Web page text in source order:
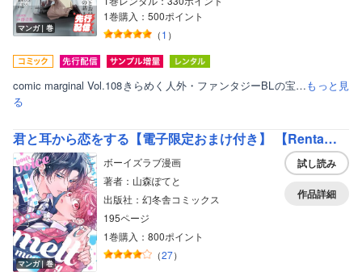
マンガ｜巻
1巻購入：500ポイント
（1 ）
comic marginal Vol.108きらめく人外・ファンタジーBLの宝…もっと見
る
君と耳から恋をする【電子限定おまけ付き】 【Renta！限定おまけ付き】
マンガ｜巻
ボーイズラブ漫画
著者：山森ぽてと
出版社：幻冬舎コミックス
195ページ
1巻購入：800ポイント
（27）
試し読み
作品詳細